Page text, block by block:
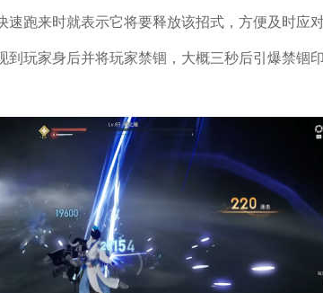
速跑来时就表示它将要释放该招式，方便及时应
到玩家身后并将玩家禁锢，大概三秒后引爆禁锢